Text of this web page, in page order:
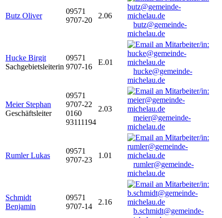
Butz Oliver
09571
9707-20
2.06
butz@gemeinde-
michelau.de
Hucke Birgit
Sachgebietsleiterin
09571
9707-16
E.01
hucke@gemeinde-
michelau.de
Meier Stephan
Geschäftsleiter
09571
9707-22
0160
93111194
2.03
meier@gemeinde-
michelau.de
Rumler Lukas
09571
9707-23
1.01
rumler@gemeinde-
michelau.de
Schmidt
Benjamin
09571
9707-14
2.16
b.schmidt@gemeinde-